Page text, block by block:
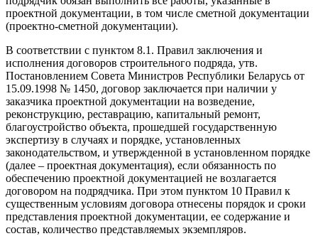
проектной документации, в том числе сметной документации
(проектно-сметной документации).
В соответствии с пунктом 8.1. Правил заключения и
исполнения договоров строительного подряда, утв.
Постановлением Совета Министров Республики Беларусь от
15.09.1998 № 1450, договор заключается при наличии у
заказчика проектной документации на возведение,
реконструкцию, реставрацию, капитальный ремонт,
благоустройство объекта, прошедшей государственную
экспертизу в случаях и порядке, установленных
законодательством, и утвержденной в установленном порядке
(далее – проектная документация), если обязанность по
обеспечению проектной документацией не возлагается
договором на подрядчика. При этом пунктом 10 Правил к
существенным условиям договора отнесены порядок и сроки
представления проектной документации, ее содержание и
состав, количество представляемых экземпляров.